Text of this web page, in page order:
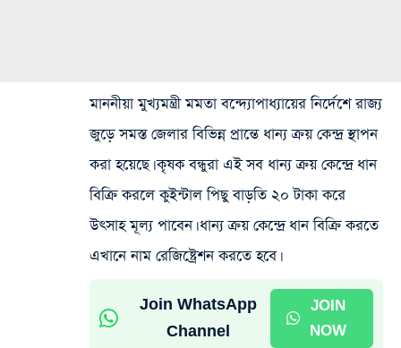
মাননীয়া মুখ্যমন্ত্রী মমতা বন্দ্যোপাধ্যায়ের নির্দেশে রাজ্য
জুড়ে সমস্ত জেলার বিভিন্ন প্রান্তে ধান্য ক্রয় কেন্দ্র স্থাপন
করা হয়েছে। কৃষক বন্ধুরা এই সব ধান্য ক্রয় কেন্দ্রে ধান
বিক্রি করলে কুইন্টাল পিছু বাড়তি ২০ টাকা করে
উৎসাহ মূল্য পাবেন। ধান্য ক্রয় কেন্দ্রে ধান বিক্রি করতে
এখানে নাম রেজিষ্ট্রেশন করতে হবে।
Join WhatsApp
Channel
JOIN
NOW